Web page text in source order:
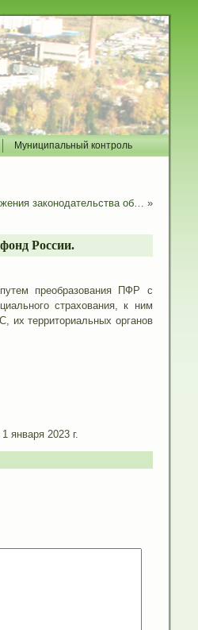
Муниципальный контроль
законодательства об… »
России.
преобразования ПФР с
страхования, к ним
их территориальных органов
января 2023 г.